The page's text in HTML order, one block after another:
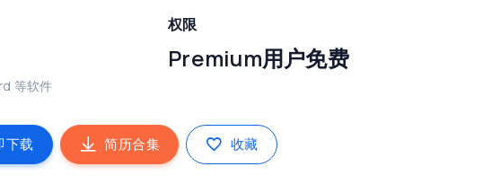
等软件
权限
Premium用户免费
下载 简历合集 收藏